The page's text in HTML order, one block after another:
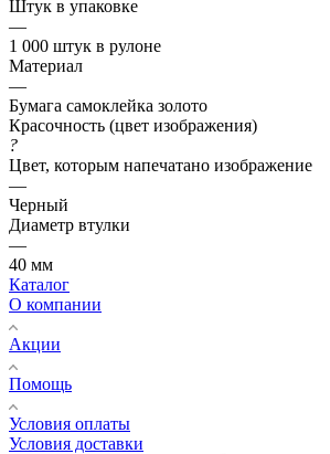
Штук в упаковке
—
1 000 штук в рулоне
Материал
—
Бумага самоклейка золото
Красочность (цвет изображения)
?
Цвет, которым напечатано изображение
—
Черный
Диаметр втулки
—
40 мм
Каталог
О компании
Акции
Помощь
Условия оплаты
Условия доставки